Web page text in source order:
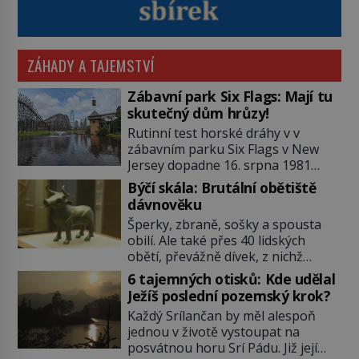
ZÁHADY A TAJEMSTVÍ
Zábavní park Six Flags: Mají tu
skutečný dům hrůzy!
Rutinní test horské dráhy v v
zábavním parku Six Flags v New
Jersey dopadne 16. srpna 1981
katastrofou. 20letý technik Scott
Tyler se zřítí na zem! Zranění jsou
neslučitelná se životem. „Nepoužil
bezpečnostní zábranu,“ osvětlí
smrtelnou nehodu tiskový mluvčí
parku a vyšetřovatelé mu dávají za
pravdu: „Atrakce je v pořádku.“ A
pak přijde srpen roku […]
Býčí skála: Brutální obětiště
dávnověku
Šperky, zbraně, sošky a spousta
obilí. Ale také přes 40 lidských
obětí, převážně dívek, z nichž
některým rozetnou hlavu a
useknou končetiny. To je slavný
halštatský pohřeb. V Evropě
nevídaný objev, který dodnes
neumíme vysvětlit… Jeho koníčkem
je „slepá jeskynní zvířena“, a díky
6 tajemných otisků: Kde udělal
Ježíš poslední pozemský krok?
Každý Srílančan by měl alespoň
jednou v životě vystoupat na
posvátnou horu Srí Pádu. Již její